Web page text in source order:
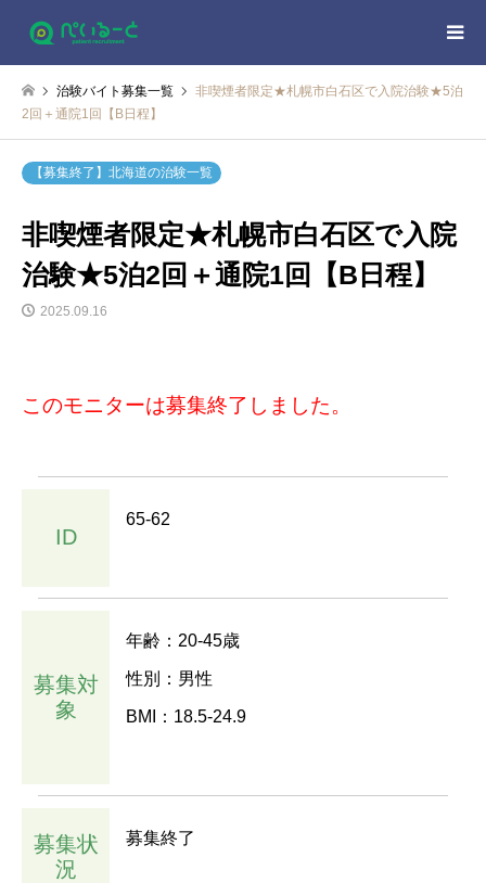
治験バイト募集一覧
非喫煙者限定★札幌市白石区で入院治験★5泊
2回＋通院1回【B日程】
【募集終了】北海道の治験一覧
非喫煙者限定★札幌市白石区で入院
治験★5泊2回＋通院1回【B日程】
2025.09.16
このモニターは募集終了しました。
ID
65-62
募集対
象
年齢：20-45歳
性別：男性
BMI：18.5-24.9
募集状
況
募集終了